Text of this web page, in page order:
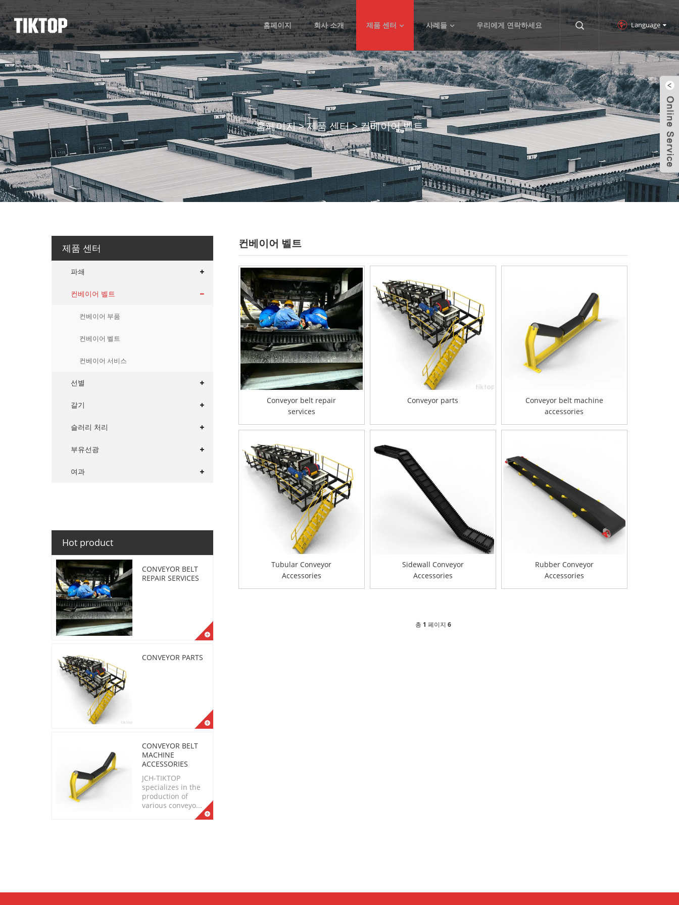
Language
홈페이지 회사 소개 제품 센터 사례들 우리에게 연락하세요
홈페이지>제품 센터>컨베이어 벨트
제품 센터
파쇄
컨베이어 벨트
컨베이어 부품
컨베이어 벨트
컨베이어 서비스
선별
갈기
슬러리 처리
부유선광
여과
Hot product
CONVEYOR BELT
REPAIR SERVICES
CONVEYOR PARTS
CONVEYOR BELT
MACHINE
ACCESSORIES
JCH-TIKTOP
specializes in the
production of
various conveyo...
컨베이어 벨트
Conveyor belt repair
services
Conveyor parts
Conveyor belt machine
accessories
Tubular Conveyor
Accessories
Sidewall Conveyor
Accessories
Rubber Conveyor
Accessories
총 1 페이지 6